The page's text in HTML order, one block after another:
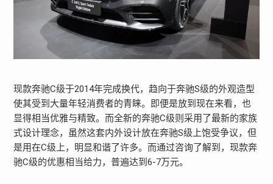
现款奔驰C级于2014年完成换代，趋向于奔驰S级的外观造型
使其受到大量年轻消费者的青睐。即便是放到现在来看，也
显得相当优雅与精致。而全新的奔驰C级则采用了最新的家族
式设计理念，虽然这套内外设计放在奔驰S级上饱受争议，但
是用在C级上，明显和谐了许多。而通过咨询了解到，现款奔
驰C级的优惠相当给力，普遍达到6-7万元。